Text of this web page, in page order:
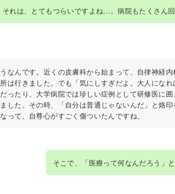
それは、とてもつらいですよね…。病院もたくさん回
なんです。近くの皮膚科から始まって、自律神経
は行きました。でも「気にしすぎだよ。大人にな
ったり、大学病院では珍しい症例として研修医に
した。その時、「自分は普通じゃないんだ」と烙
って、自尊心がすごく傷ついたんですね。
そこで、「医療って何なんだろう」